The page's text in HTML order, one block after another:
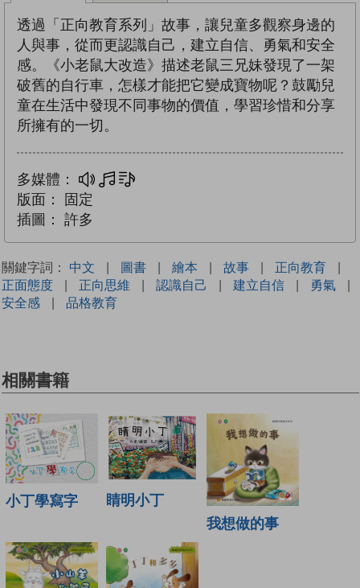
透過「正向教育系列」故事，讓兒童多觀察身邊的
人與事，從而更認識自己，建立自信、勇氣和安全
感。《小老鼠大改造》描述老鼠三兄妹發現了一架
破舊的自行車，怎樣才能把它變成寶物呢？鼓勵兒
童在生活中發現不同事物的價值，學習珍惜和分享
所擁有的一切。
多媒體： 多媒體
版面：
固定
插圖：
許多
關鍵字詞： 中文 | 圖書 | 繪本 | 故事 | 正向教育
|
正面態度
| 正向思維 | 認識自己 | 建立自信 | 勇氣
|
安全感
| 品格教育
相關書籍
小丁學寫字
睛明小丁
我想做的事